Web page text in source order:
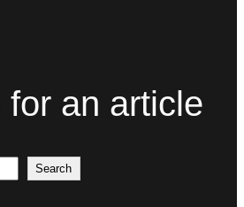
for an article
Search